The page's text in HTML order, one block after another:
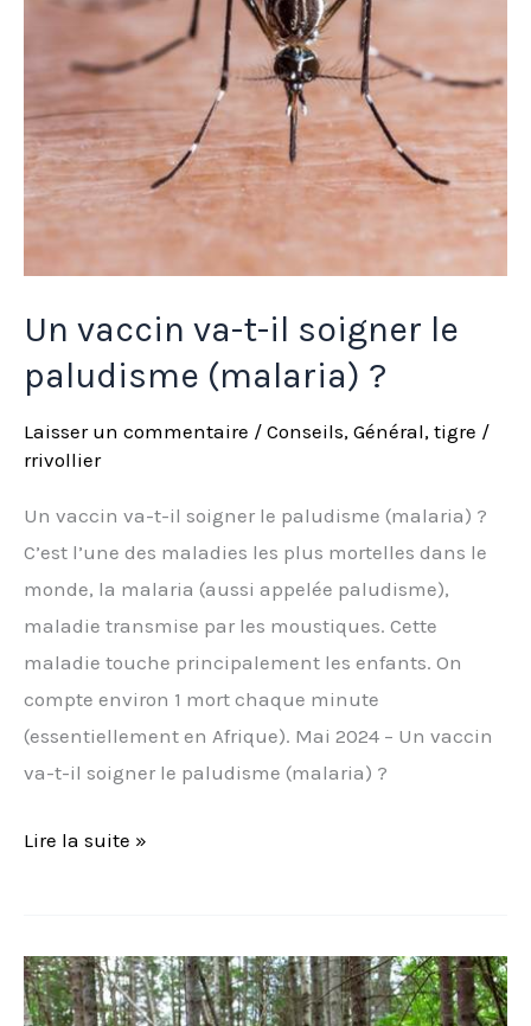
Un vaccin va-t-il soigner le
paludisme (malaria) ?
Laisser un commentaire / Conseils, Général, tigre /
rrivollier
Un vaccin va-t-il soigner le paludisme (malaria) ?
C’est l’une des maladies les plus mortelles dans le
monde, la malaria (aussi appelée paludisme),
maladie transmise par les moustiques. Cette
maladie touche principalement les enfants. On
compte environ 1 mort chaque minute
(essentiellement en Afrique). Mai 2024 – Un vaccin
va-t-il soigner le paludisme (malaria) ?
paludisme
?
Lire la suite »
Qui
élimine